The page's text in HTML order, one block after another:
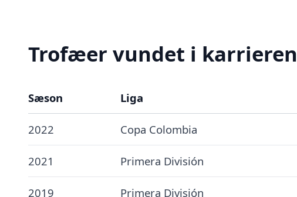
Trofæer vundet i karrieren
Sæson Liga
2022 Copa Colombia
2021 Primera División
2019 Primera División